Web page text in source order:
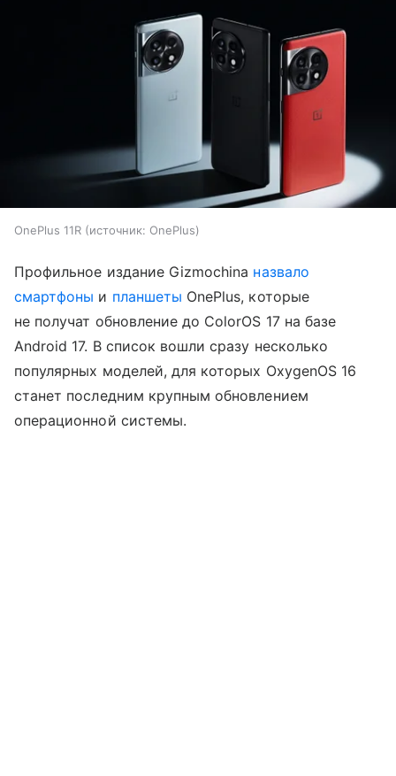
OnePlus 11R источник: OnePlus
Профильное издание Gizmochina назвало
смартфоны и планшеты OnePlus, которые
не получат обновление до ColorOS 17 на базе
Android 17. В список вошли сразу несколько
популярных моделей, для которых OxygenOS 16
станет последним крупным обновлением
операционной системы.